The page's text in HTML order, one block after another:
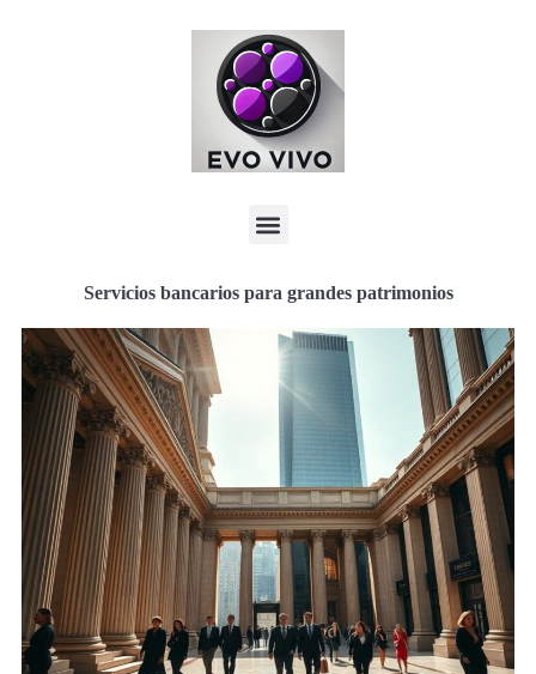
Servicios bancarios para grandes patrimonios